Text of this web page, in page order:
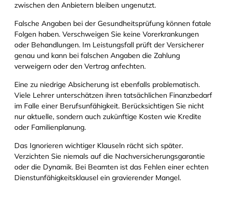
zwischen den Anbietern bleiben ungenutzt.
Falsche Angaben bei der Gesundheitsprüfung können fatale
Folgen haben. Verschweigen Sie keine Vorerkrankungen
oder Behandlungen. Im Leistungsfall prüft der Versicherer
genau und kann bei falschen Angaben die Zahlung
verweigern oder den Vertrag anfechten.
Eine zu niedrige Absicherung ist ebenfalls problematisch.
Viele Lehrer unterschätzen ihren tatsächlichen Finanzbedarf
im Falle einer Berufsunfähigkeit. Berücksichtigen Sie nicht
nur aktuelle, sondern auch zukünftige Kosten wie Kredite
oder Familienplanung.
Das Ignorieren wichtiger Klauseln rächt sich später.
Verzichten Sie niemals auf die Nachversicherungsgarantie
oder die Dynamik. Bei Beamten ist das Fehlen einer echten
Dienstunfähigkeitsklausel ein gravierender Mangel.